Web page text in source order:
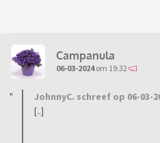
Campanula
06-03-2024om 19:32
JohnnyC. schreef op 06-03-
[..]